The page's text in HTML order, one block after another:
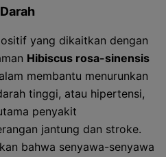
yang dikaitkan dengan
Hibiscus rosa-sinensis
membantu menurunkan
tinggi, atau hipertensi,
penyakit
jantung dan stroke.
bahwa senyawa-senyawa